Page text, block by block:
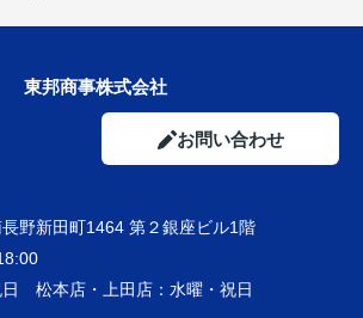
東邦商事株式会社
お問い合わせ
野新田町1464 第２銀座ビル1階
日 松本店・上田店：水曜・祝日